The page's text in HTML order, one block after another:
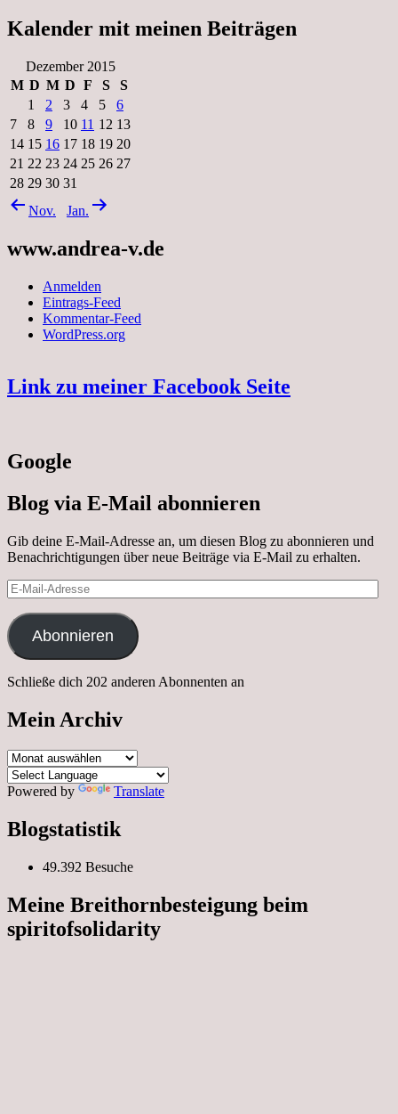
Kalender mit meinen Beiträgen
Dezember 2015
M D M D F S
S
1
2 3 4 5
6
7
8 9 10 11 12 13
14 15 16 17 18 19 20
21 22 23 24 25 26 27
28 29 30 31
Nov.
Jan.
www.andrea-v.de
Anmelden
Eintrags-Feed
Kommentar-Feed
WordPress.org
Link zu meiner Facebook Seite
Google
Blog via E-Mail abonnieren
Gib deine E-Mail-Adresse an, um diesen Blog zu abonnieren und
Benachrichtigungen über neue Beiträge via E-Mail zu erhalten.
E-
Mail-
Adresse
Abonnieren
Schließe dich 202 anderen Abonnenten an
Mein Archiv
Mein
Archiv
Powered by
Translate
Blogstatistik
49.392 Besuche
Meine Breithornbesteigung beim
spiritofsolidarity